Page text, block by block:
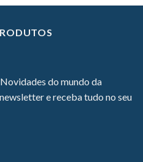
do mundo da
e receba tudo no seu